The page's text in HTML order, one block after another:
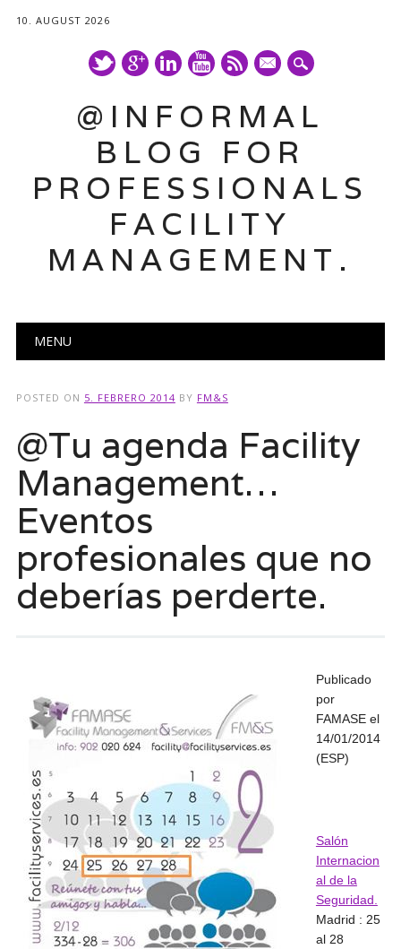
10. AUGUST 2026
mail
@INFORMAL
BLOG FOR
PROFESSIONALS
FACILITY
MANAGEMENT.
Main menu
MENU
POSTED ON 5. FEBRERO 2014 BY FM&S
@Tu agenda Facility
Management…
Eventos
profesionales que no
deberías perderte.
Publicado
por
FAMASE el
14/01/2014
(ESP)
Salón
Internacion
al de la
Seguridad.
Madrid : 25
al 28